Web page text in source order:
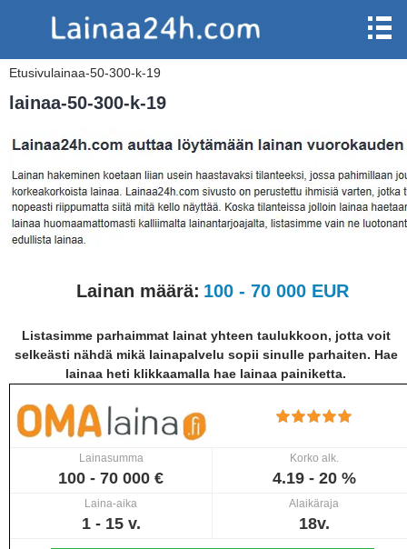
Etusivulainaa-50-300-k-19
lainaa-50-300-k-19
Lainan määrä: 100 - 70 000 EUR
Listasimme parhaimmat lainat yhteen taulukkoon, jotta voit
selkeästi nähdä mikä lainapalvelu sopii sinulle parhaiten. Hae
lainaa heti klikkaamalla hae lainaa painiketta.
Lainasumma
100 - 70 000 €
Korko alk.
4.19 - 20 %
Laina-aika
1 - 15 v.
Alaikäraja
18v.